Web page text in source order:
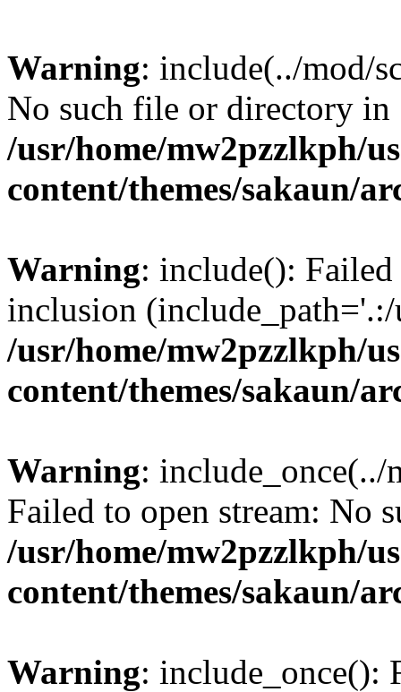
Warning: include(../mod/
No such file or directory in
/usr/home/mw2pzzlkph/
content/themes/sakaun/
Warning: include():
inclusion
/usr/home/mw2pzzlkph/
content/themes/sakaun/
Warning:
Failed to open stream: No
/usr/home/mw2pzzlkph/
content/themes/sakaun/
Warning: include_once():